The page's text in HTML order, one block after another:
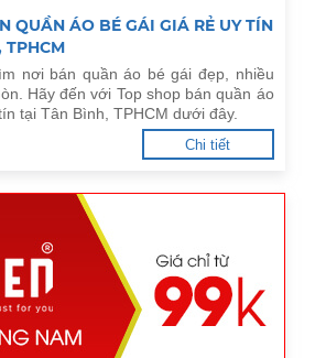
QUẦN ÁO BÉ GÁI GIÁ RẺ UY TÍN
TPHCM
nơi bán quần áo bé gái đẹp, nhiều
Hãy đến với Top shop bán quần áo
tại Tân Bình, TPHCM dưới đây.
Chi tiết